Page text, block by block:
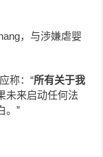
，与涉嫌虐婴
称：“所有关于我
未来启动任何法
。”